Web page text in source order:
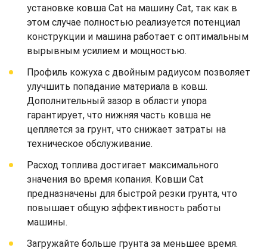
установке ковша Cat на машину Cat, так как в
этом случае полностью реализуется потенциал
конструкции и машина работает с оптимальным
вырывным усилием и мощностью.
Профиль кожуха с двойным радиусом позволяет
улучшить попадание материала в ковш.
Дополнительный зазор в области упора
гарантирует, что нижняя часть ковша не
цепляется за грунт, что снижает затраты на
техническое обслуживание.
Расход топлива достигает максимального
значения во время копания. Ковши Cat
предназначены для быстрой резки грунта, что
повышает общую эффективность работы
машины.
Загружайте больше грунта за меньшее время.